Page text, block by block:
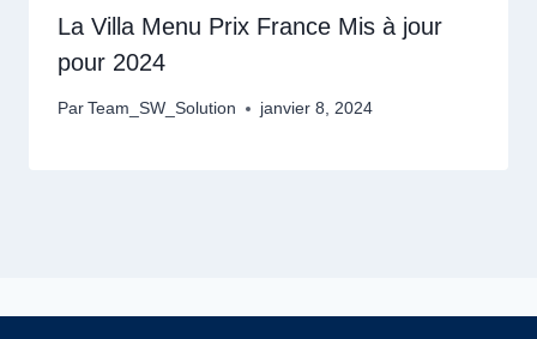
La Villa Menu Prix France Mis à jour
pour 2024
Par Team_SW_Solution janvier 8, 2024